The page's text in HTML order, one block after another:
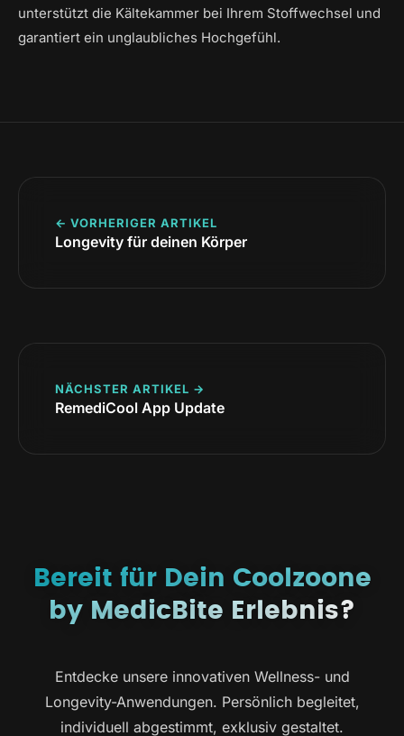
unterstützt die Kältekammer bei Ihrem Stoffwechsel und
garantiert ein unglaubliches Hochgefühl.
← VORHERIGER ARTIKEL
Longevity für deinen Körper
NÄCHSTER ARTIKEL →
RemediCool App Update
Bereit für Dein Coolzoone
by MedicBite Erlebnis?
Entdecke unsere innovativen Wellness- und
Longevity-Anwendungen. Persönlich begleitet,
individuell abgestimmt, exklusiv gestaltet.